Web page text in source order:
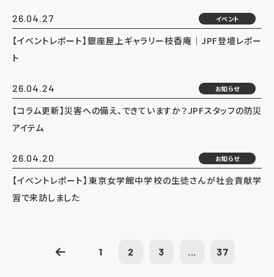
26.04.27 イベント
【イベントレポート】銀座屋上ギャラリー枝香庵｜JPF登壇レポー
ト
26.04.24 お知らせ
【コラム更新】災害への備え、できていますか？JPFスタッフの防災
アイテム
26.04.20 お知らせ
【イベントレポート】東京女学館中学校の生徒さんが社会貢献学
習で来訪しました
1 2 3 ... 37